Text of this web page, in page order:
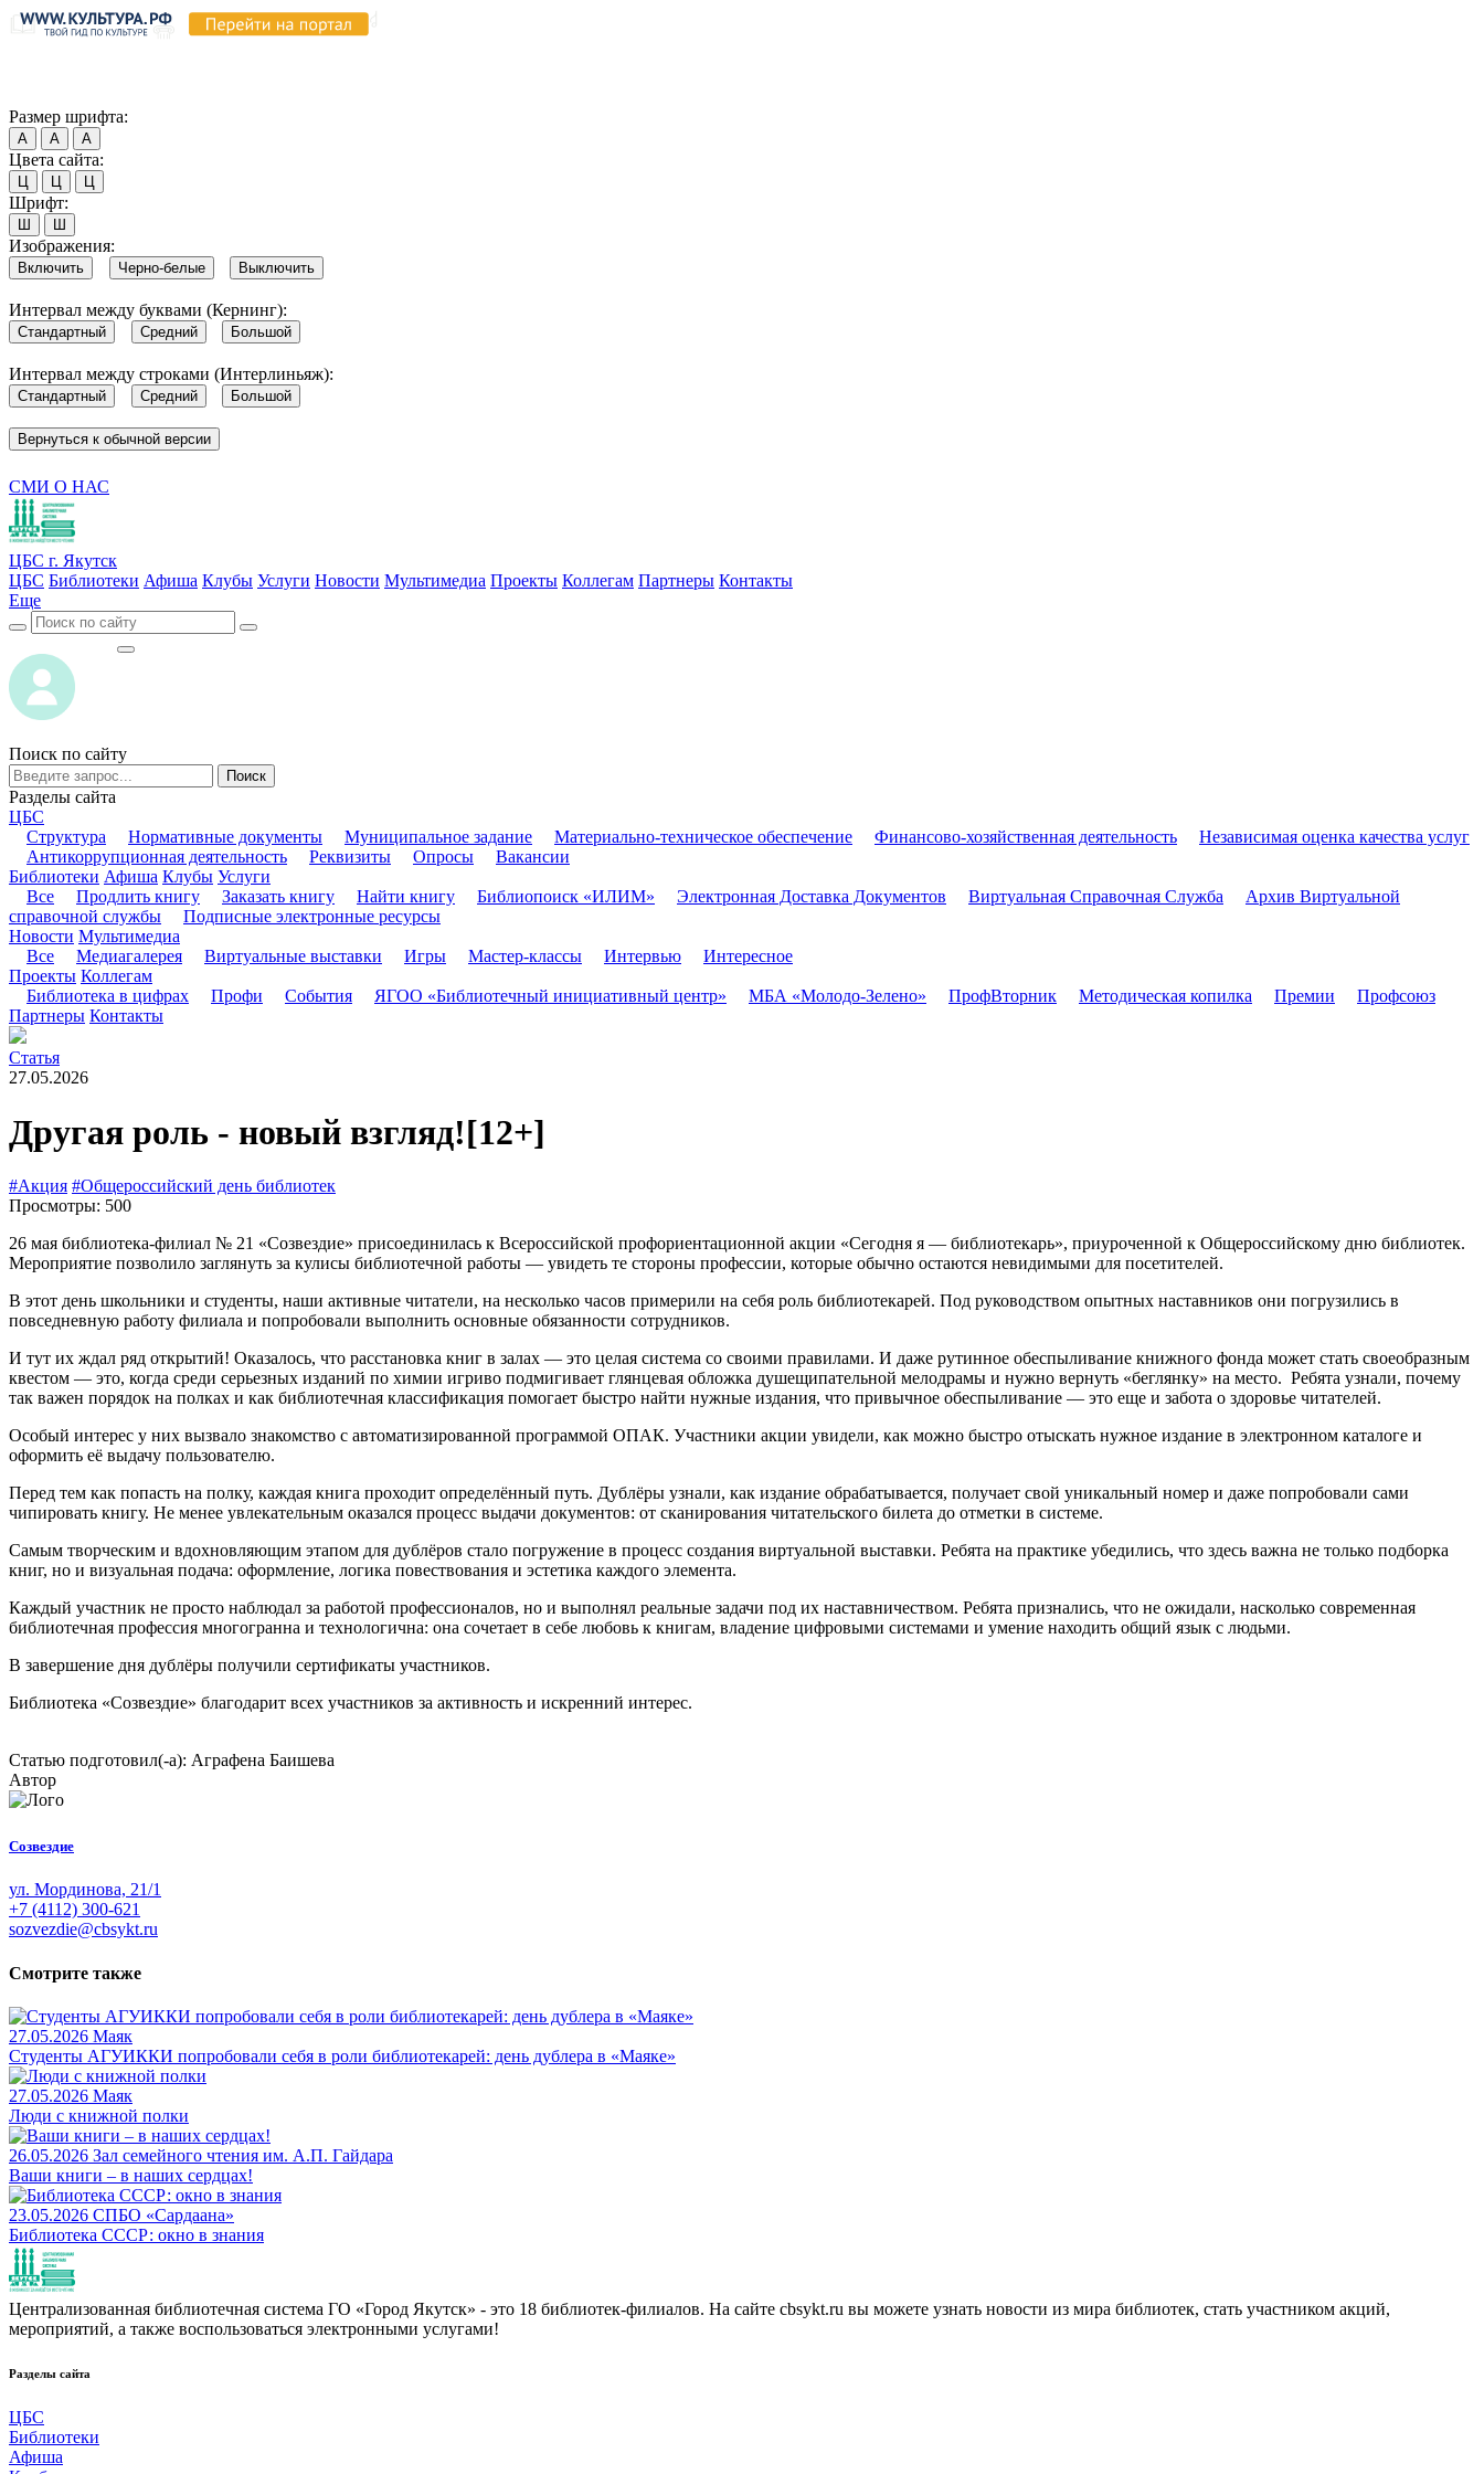
Размер шрифта:
А А А
Цвета сайта:
Ц Ц Ц
Шрифт:
Ш Ш
Изображения:
Включить Черно-белые Выключить
Интервал между буквами (Кернинг):
Стандартный Средний Большой
Интервал между строками (Интерлиньяж):
Стандартный Средний Большой
Вернуться к обычной версии
СМИ О НАС
ЦБС г. Якутск
ЦБС Библиотеки Афиша Клубы Услуги Новости Мультимедиа Проекты Коллегам Партнеры Контакты
Еще
Поиск по сайту
Поиск
Разделы сайта
ЦБС
Структура
Нормативные документы Муниципальное задание Материально-техническое обеспечение Финансово-хозяйственная деятельность
Независимая оценка качества услуг
Антикоррупционная деятельность
Реквизиты Опросы
Вакансии
Библиотеки Афиша Клубы Услуги
Все
Продлить книгу Заказать книгу Найти книгу Библиопоиск «ИЛИМ» Электронная Доставка Документов Виртуальная Справочная Служба
Архив Виртуальной
справочной службы
Подписные электронные ресурсы
Новости Мультимедиа
Все
Медиагалерея Виртуальные выставки Игры Мастер-классы Интервью
Интересное
Проекты Коллегам
Библиотека в цифрах
Профи События ЯГОО «Библиотечный инициативный центр» МБА «Молодо-Зелено» ПрофВторник Методическая копилка Премии
Профсоюз
Партнеры Контакты
Статья
27.05.2026
Другая роль - новый взгляд![12+]
#Акция #Общероссийский день библиотек
Просмотры: 500
26 мая библиотека-филиал № 21 «Созвездие» присоединилась к Всероссийской профориентационной акции «Сегодня я — библиотекарь», приуроченной к Общероссийскому дню библиотек.
Мероприятие позволило заглянуть за кулисы библиотечной работы — увидеть те стороны профессии, которые обычно остаются невидимыми для посетителей.
В этот день школьники и студенты, наши активные читатели, на несколько часов примерили на себя роль библиотекарей. Под руководством опытных наставников они погрузились в
повседневную работу филиала и попробовали выполнить основные обязанности сотрудников.
И тут их ждал ряд открытий! Оказалось, что расстановка книг в залах — это целая система со своими правилами. И даже рутинное обеспыливание книжного фонда может стать своеобразным
квестом — это, когда среди серьезных изданий по химии игриво подмигивает глянцевая обложка душещипательной мелодрамы и нужно вернуть «беглянку» на место. Ребята узнали, почему
так важен порядок на полках и как библиотечная классификация помогает быстро найти нужные издания, что привычное обеспыливание — это еще и забота о здоровье читателей.
Особый интерес у них вызвало знакомство с автоматизированной программой ОПАК. Участники акции увидели, как можно быстро отыскать нужное издание в электронном каталоге и
оформить её выдачу пользователю.
Перед тем как попасть на полку, каждая книга проходит определённый путь. Дублёры узнали, как издание обрабатывается, получает свой уникальный номер и даже попробовали сами
чипировать книгу. Не менее увлекательным оказался процесс выдачи документов: от сканирования читательского билета до отметки в системе.
Самым творческим и вдохновляющим этапом для дублёров стало погружение в процесс создания виртуальной выставки. Ребята на практике убедились, что здесь важна не только подборка
книг, но и визуальная подача: оформление, логика повествования и эстетика каждого элемента.
Каждый участник не просто наблюдал за работой профессионалов, но и выполнял реальные задачи под их наставничеством. Ребята признались, что не ожидали, насколько современная
библиотечная профессия многогранна и технологична: она сочетает в себе любовь к книгам, владение цифровыми системами и умение находить общий язык с людьми.
В завершение дня дублёры получили сертификаты участников.
Библиотека «Созвездие» благодарит всех участников за активность и искренний интерес.
Статью подготовил(-а): Аграфена Баишева
Автор
Созвездие
ул. Мординова, 21/1
+7 (4112) 300-621
sozvezdie@cbsykt.ru
Смотрите также
27.05.2026 Маяк
Студенты АГУИККИ попробовали себя в роли библиотекарей: день дублера в «Маяке»
27.05.2026 Маяк
Люди с книжной полки
26.05.2026 Зал семейного чтения им. А.П. Гайдара
Ваши книги – в наших сердцах!
23.05.2026 СПБО «Сардаана»
Библиотека СССР: окно в знания
Централизованная библиотечная система ГО «Город Якутск» - это 18 библиотек-филиалов. На сайте cbsykt.ru вы можете узнать новости из мира библиотек, стать участником акций,
мероприятий, а также воспользоваться электронными услугами!
Разделы сайта
ЦБС
Библиотеки
Афиша